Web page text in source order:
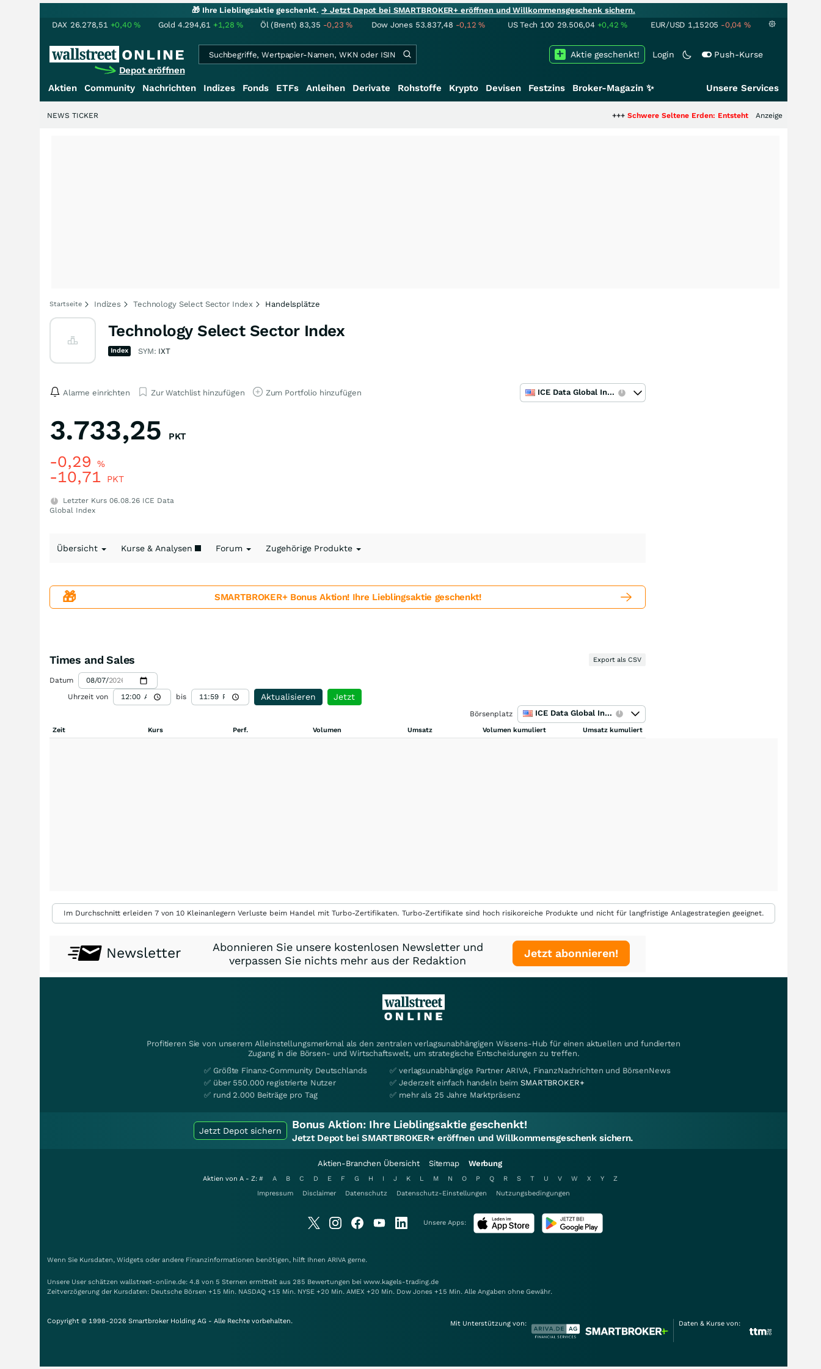
🎁 Ihre Lieblingsaktie geschenkt.→ Jetzt Depot bei SMARTBROKER+ eröffnen und Willkommensgeschenk sichern.
DAX 26.278,51 +0,40% Gold 4.294,61 +1,28% Öl (Brent) 83,35 -0,23% Dow Jones 53.837,48 -0,12% US Tech 100 29.506,04 +0,42% EUR/USD 1,15205 -0,04 %
Depot eröffnen
Login Push-Kurse
Aktie geschenkt!
Aktien Community Nachrichten Indizes Fonds ETFs Anleihen Derivate Rohstoffe Krypto Devisen Festzins Broker-Magazin ✨ Unsere Services
Schwere Seltene Erden: Entsteht hier die nächste
Anzeige
NEWS TICKER
Startseite Indizes Technology Select Sector Index Handelsplätze
Technology Select Sector Index
Index SYM: IXT
Alarme einrichten Zur Watchlist hinzufügen Zum Portfolio hinzufügen ICE Data Global Index
3.733,25 PKT
-0,29 %
-10,71 PKT
Letzter Kurs 06.08.26 ICE Data
Global Index
Übersicht Kurse & Analysen Forum Zugehörige Produkte
🎁 SMARTBROKER+ Bonus Aktion! Ihre Lieblingsaktie geschenkt!
Times and Sales Export als CSV
Datum
Uhrzeit von
bis Aktualisieren Jetzt
Börsenplatz ICE Data Global Index
Zeit Kurs Perf. Volumen Umsatz Volumen kumuliert Umsatz kumuliert
Im Durchschnitt erleiden 7 von 10 Kleinanlegern Verluste beim Handel mit Turbo-Zertifikaten. Turbo-Zertifikate sind hoch risikoreiche Produkte und nicht für langfristige Anlagestrategien geeignet.
Newsletter
Abonnieren Sie unsere kostenlosen Newsletter und
verpassen Sie nichts mehr aus der Redaktion
Jetzt abonnieren!
Profitieren Sie von unserem Alleinstellungsmerkmal als den zentralen verlagsunabhängigen Wissens-Hub für einen aktuellen und fundierten
Zugang in die Börsen- und Wirtschaftswelt, um strategische Entscheidungen zu treffen.
✅ Größte Finanz-Community Deutschlands
✅ über 550.000 registrierte Nutzer
✅ rund 2.000 Beiträge pro Tag
✅ verlagsunabhängige Partner ARIVA, FinanzNachrichten und BörsenNews
✅ Jederzeit einfach handeln beimSMARTBROKER+
✅ mehr als 25 Jahre Marktpräsenz
Jetzt Depot sichern Bonus Aktion: Ihre Lieblingsaktie geschenkt!
Jetzt Depot bei SMARTBROKER+ eröffnen und Willkommensgeschenk sichern.
Aktien-Branchen Übersicht Sitemap Werbung
Aktien von A - Z: # A B C D E F G H I J K L M N O P Q R S T U V W X Y
Z
Impressum
Disclaimer Datenschutz Datenschutz-Einstellungen Nutzungsbedingungen
Unsere Apps:
Wenn Sie Kursdaten, Widgets oder andere Finanzinformationen benötigen, hilft Ihnen ARIVA gerne.
Unsere User schätzen wallstreet-online.de: 4.8 von 5 Sternen ermittelt aus 285 Bewertungen bei www.kagels-trading.de
Zeitverzögerung der Kursdaten: Deutsche Börsen +15 Min. NASDAQ +15 Min. NYSE +20 Min. AMEX +20 Min. Dow Jones +15 Min. Alle Angaben ohne Gewähr.
Copyright © 1998-2026 Smartbroker Holding AG - Alle Rechte vorbehalten. Mit Unterstützung von: Daten & Kurse von: